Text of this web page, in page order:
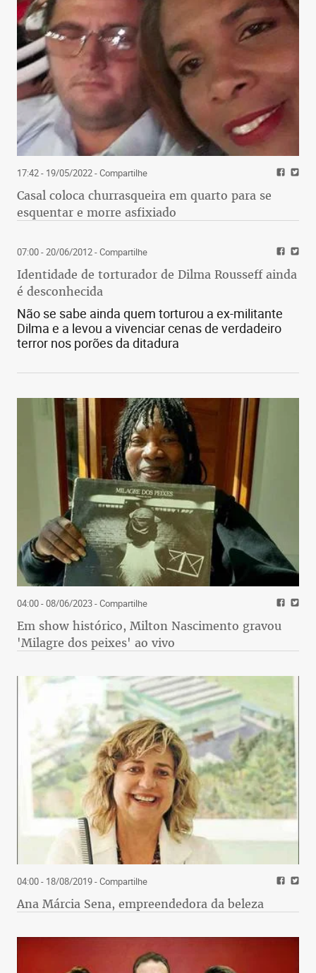
17:42 - 19/05/2022- Compartilhe
Casal coloca churrasqueira em quarto para se
esquentar e morre asfixiado
07:00 - 20/06/2012- Compartilhe
Identidade de torturador de Dilma Rousseff ainda
é desconhecida
Não se sabe ainda quem torturou a ex-militante
Dilma e a levou a vivenciar cenas de verdadeiro
terror nos porões da ditadura
04:00 - 08/06/2023- Compartilhe
Em show histórico, Milton Nascimento gravou
'Milagre dos peixes' ao vivo
04:00 - 18/08/2019- Compartilhe
Ana Márcia Sena, empreendedora da beleza